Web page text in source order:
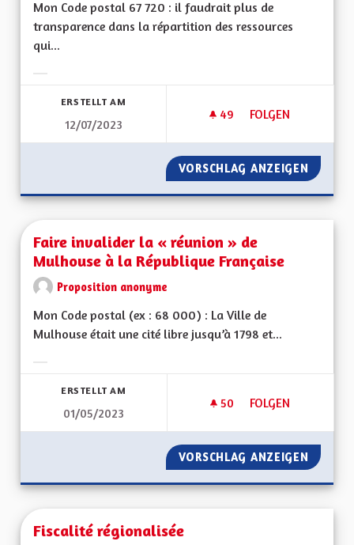
Mon Code postal 67 720 : il faudrait plus de
transparence dans la répartition des ressources
qui...
ERSTELLT AM
12/07/2023
49 49 FOLLOWER
FOLGEN
EGALITÉ ENTRE
VORSCHLAG ANZEIGEN
Faire invalider la « réunion » de
Mulhouse à la République Française
Proposition anonyme
Mon Code postal (ex : 68 000) : La Ville de
Mulhouse était une cité libre jusqu’à 1798 et...
ERSTELLT AM
01/05/2023
50 50 FOLLOWER
FOLGEN
FAIRE INVALIDER
VORSCHLAG ANZEIGEN FAIRE
Fiscalité régionalisée